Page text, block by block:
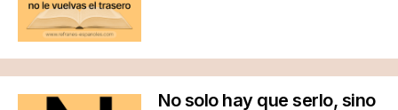
No solo hay que serlo, sino